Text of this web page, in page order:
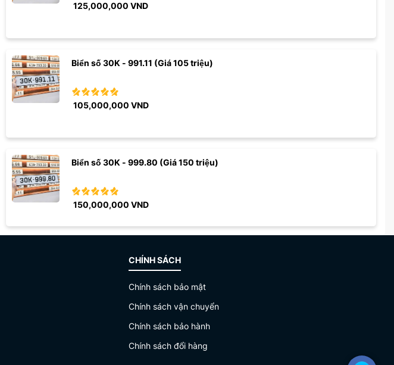
125,000,000 VND
Biển số 30K - 991.11 (Giá 105 triệu)
105,000,000 VND
Biển số 30K - 999.80 (Giá 150 triệu)
150,000,000 VND
CHÍNH SÁCH
Chính sách bảo mật
Chính sách vận chuyển
Chính sách bảo hành
Chính sách đổi hàng